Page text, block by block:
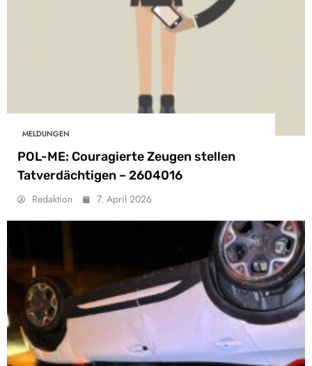
MELDUNGEN
POL-ME: Couragierte Zeugen stellen
Tatverdächtigen – 2604016
Redaktion 7. April 2026